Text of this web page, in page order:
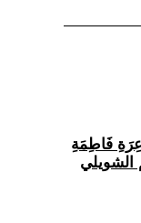
فَاطِمَةِ
الشويلي